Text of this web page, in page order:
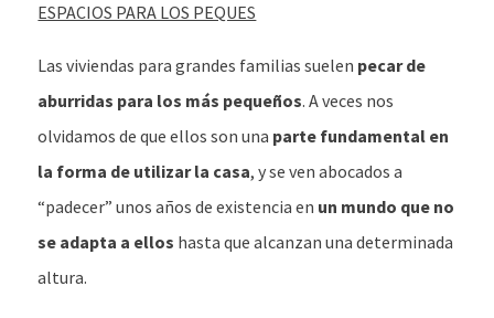
ESPACIOS PARA LOS PEQUES
Las viviendas para grandes familias suelen pecar de
aburridas para los más pequeños. A veces nos
olvidamos de que ellos son una parte fundamental en
la forma de utilizar la casa, y se ven abocados a
“padecer” unos años de existencia en un mundo que no
se adapta a ellos hasta que alcanzan una determinada
altura.